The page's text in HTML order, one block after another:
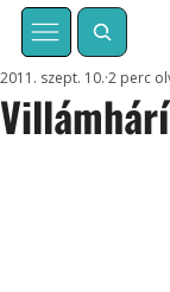
2011. szept. 10. 2 perc